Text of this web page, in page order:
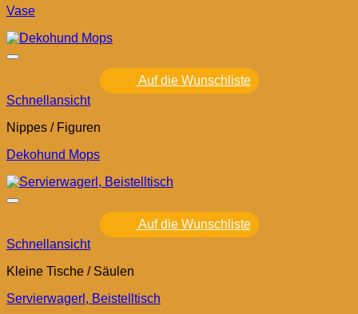
Vase
Auf die Wunschliste
Schnellansicht
Nippes / Figuren
Dekohund Mops
Auf die Wunschliste
Schnellansicht
Kleine Tische / Säulen
Servierwagerl, Beistelltisch